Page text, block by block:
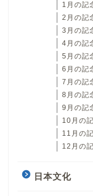
1月の記
2月の記
3月の記
4月の記
5月の記
6月の記
7月の記
8月の記
9月の記
10月の
11月の
12月の
日本文化